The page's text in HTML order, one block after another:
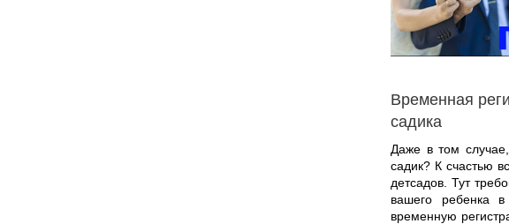
Временная
садика
Даже в том
садик? К счастью
детсадов. Тут
вашего ребенка в
временную